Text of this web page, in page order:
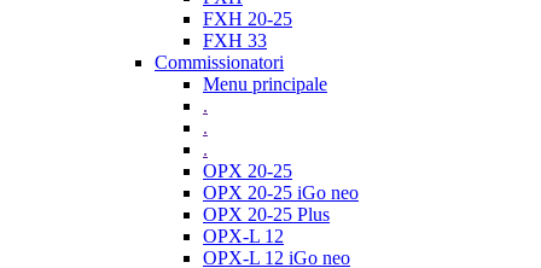
FXH 20-25
FXH 33
Commissionatori
Menu principale
.
.
.
OPX 20-25
OPX 20-25 iGo neo
OPX 20-25 Plus
OPX-L 12
OPX-L 12 iGo neo